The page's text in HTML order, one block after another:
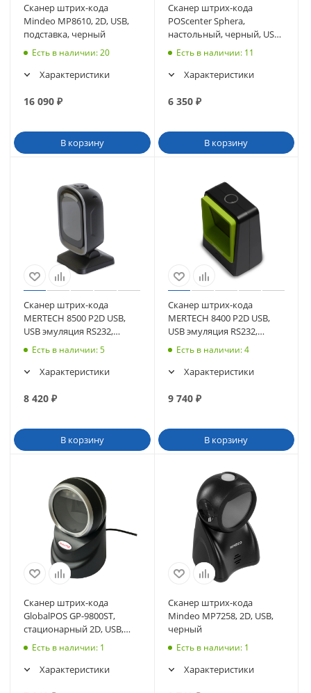
Сканер штрих-кода
Mindeo MP8610, 2D, USB,
подставка, черный
Есть в наличии: 20
Характеристики
16 090 ₽
В корзину
Сканер штрих-кода
POScenter Sphera,
настольный, черный, USB,
кабель 1.6 м (5277)
Есть в наличии: 11
Характеристики
6 350₽
В корзину
Сканер штрих-кода
MERTECH 8500 P2D USB,
USB эмуляция RS232,
черный
Есть в наличии: 5
Характеристики
8 420 ₽
В корзину
Сканер штрих-кода
MERTECH 8400 P2D USB,
USB эмуляция RS232,
зеленый
Есть в наличии: 4
Характеристики
9 740₽
В корзину
Сканер штрих-кода
GlobalPOS GP-9800ST,
стационарный 2D, USB,
черный
Есть в наличии: 1
Характеристики
Сканер штрих-кода
Mindeo MP7258, 2D, USB,
черный
Есть в наличии: 1
Характеристики